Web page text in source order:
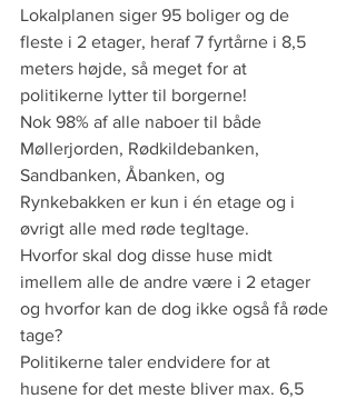
Lokalplanen siger 95 boliger og de
fleste i 2 etager, heraf 7 fyrtårne i 8,5
meters højde, så meget for at
politikerne lytter til borgerne!
Nok 98% af alle naboer til både
Møllerjorden, Rødkildebanken,
Sandbanken, Åbanken, og
Rynkebakken er kun i én etage og i
øvrigt alle med røde tegltage.
Hvorfor skal dog disse huse midt
imellem alle de andre være i 2 etager
og hvorfor kan de dog ikke også få røde
tage?
Politikerne taler endvidere for at
husene for det meste bliver max. 6,5